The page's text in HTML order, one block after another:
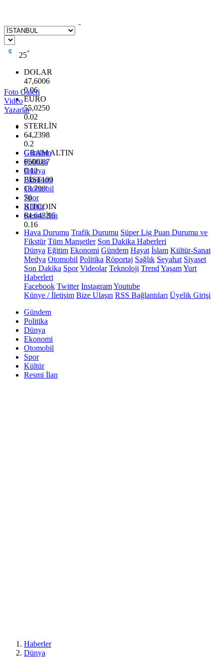
25°
DOLAR
47,6006
0.06
EURO
55,0250
0.02
STERLİN
64,2398
0.2
GRAM ALTIN
6500.87
0.12
BİST100
13.799
70
BITCOIN
64.643,95
0.16
Foto Galeri
Video
Yazarlar
Gündem
Politika
Dünya
Ekonomi
Otomobil
Spor
Kültür
Resmi İlan
Hava Durumu Trafik Durumu Süper Lig Puan Durumu ve
Fikstür Tüm Manşetler Son Dakika Haberleri
Dünya Eğitim Ekonomi Gündem Hayat İslam Kültür-Sanat
Medya Otomobil Politika Röportaj Sağlık Seyahat Siyaset
Son Dakika Spor Videolar Teknoloji Trend YaşamYurt
Haberleri
Facebook Twitter InstagramYoutube
Künye / İletişim Bize Ulaşın RSS Bağlantıları Üyelik Girişi
Gündem
Politika
Dünya
Ekonomi
Otomobil
Spor
Kültür
Resmi İlan
Haberler
Dünya